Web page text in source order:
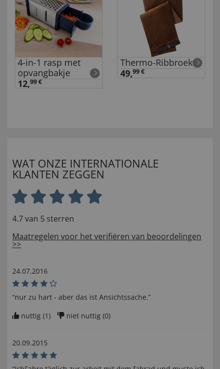
4-in-1 rasp met
opvangbakje
12,99 €
Thermo-Ribbroek
49,99 €
WAT ONZE INTERNATIONALE
KLANTEN ZEGGEN
4.7 van 5 sterren
Maatregelen voor het verifiëren van beoordelingen
>>
24.07.2016
“nur zu hart - aber das ist Ansichtssache.”
nuttig (1) niet nuttig (0)
20.09.2015